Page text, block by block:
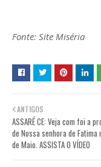
Fonte: Site Miséria
ANTIGOS
ASSARÉ CE: Veja com foi a
de Nossa senhora de Fatima
de Maio. ASSISTA O VÍDEO